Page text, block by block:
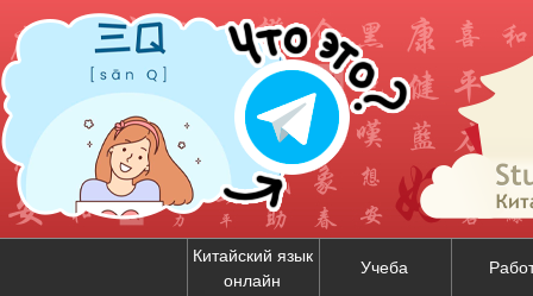
Китайский язык
онлайн
Учеба